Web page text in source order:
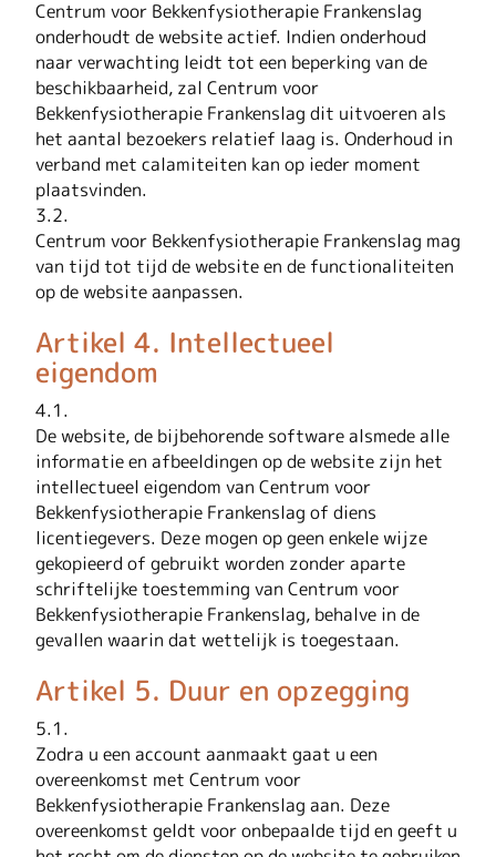
Centrum voor Bekkenfysiotherapie Frankenslag
onderhoudt de website actief. Indien onderhoud
naar verwachting leidt tot een beperking van de
beschikbaarheid, zal Centrum voor
Bekkenfysiotherapie Frankenslag dit uitvoeren als
het aantal bezoekers relatief laag is. Onderhoud in
verband met calamiteiten kan op ieder moment
plaatsvinden.
3.2.
Centrum voor Bekkenfysiotherapie Frankenslag mag
van tijd tot tijd de website en de functionaliteiten
op de website aanpassen.
Artikel 4. Intellectueel
eigendom
4.1.
De website, de bijbehorende software alsmede alle
informatie en afbeeldingen op de website zijn het
intellectueel eigendom van Centrum voor
Bekkenfysiotherapie Frankenslag of diens
licentiegevers. Deze mogen op geen enkele wijze
gekopieerd of gebruikt worden zonder aparte
schriftelijke toestemming van Centrum voor
Bekkenfysiotherapie Frankenslag, behalve in de
gevallen waarin dat wettelijk is toegestaan.
Artikel 5. Duur en opzegging
5.1.
Zodra u een account aanmaakt gaat u een
overeenkomst met Centrum voor
Bekkenfysiotherapie Frankenslag aan. Deze
overeenkomst geldt voor onbepaalde tijd en geeft u